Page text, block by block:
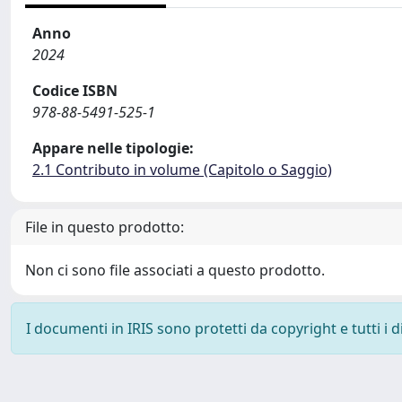
Anno
2024
Codice ISBN
978-88-5491-525-1
Appare nelle tipologie:
2.1 Contributo in volume (Capitolo o Saggio)
File in questo prodotto:
Non ci sono file associati a questo prodotto.
I documenti in IRIS sono protetti da copyright e tutti i